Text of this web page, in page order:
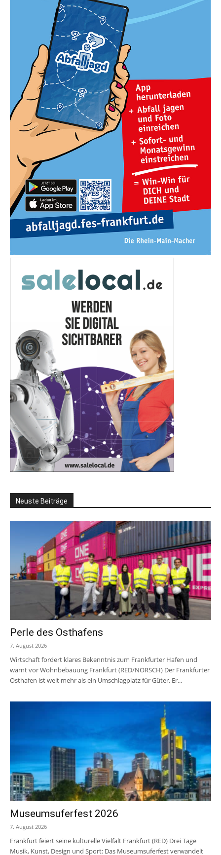
Neuste Beiträge
Perle des Osthafens
7. August 2026
Wirtschaft fordert klares Bekenntnis zum Frankfurter Hafen und
warnt vor Wohnbebauung Frankfurt (RED/NORSCH) Der Frankfurter
Osthafen ist weit mehr als ein Umschlagplatz für Güter. Er...
Museumsuferfest 2026
7. August 2026
Frankfurt feiert seine kulturelle Vielfalt Frankfurt (RED) Drei Tage
Musik, Kunst, Design und Sport: Das Museumsuferfest verwandelt